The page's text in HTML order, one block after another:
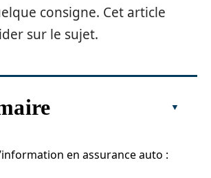
consigne. Cet article
sur le sujet.
en assurance auto :